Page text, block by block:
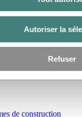
Autoriser la
Refuser
de construction